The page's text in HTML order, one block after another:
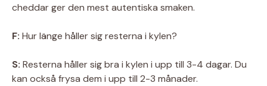
cheddar ger den mest autentiska smaken.
F: Hur länge håller sig resterna i kylen?
S: Resterna håller sig bra i kylen i upp till 3-4 dagar. Du
kan också frysa dem i upp till 2-3 månader.